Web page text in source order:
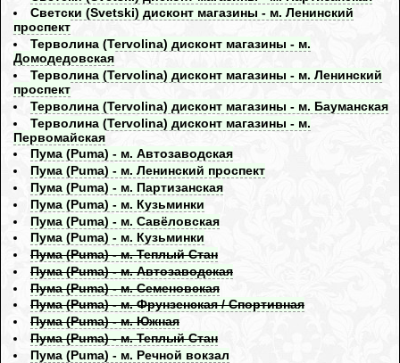
Светски (Svetski) дисконт магазины - м. Ленинский
проспект
Терволина (Tervolina) дисконт магазины - м.
Домодедовская
Терволина (Tervolina) дисконт магазины - м. Ленинский
проспект
Терволина (Tervolina) дисконт магазины - м. Бауманская
Терволина (Tervolina) дисконт магазины - м.
Первомайская
Пума (Puma) - м. Автозаводская
Пума (Puma) - м. Ленинский проспект
Пума (Puma) - м. Партизанская
Пума (Puma) - м. Кузьминки
Пума (Puma) - м. Савёловская
Пума (Puma) - м. Кузьминки
Пума (Puma) - м. Теплый Стан
Пума (Puma) - м. Автозаводская
Пума (Puma) - м. Семеновская
Пума (Puma) - м. Фрунзенская / Спортивная
Пума (Puma) - м. Южная
Пума (Puma) - м. Теплый Стан
Пума (Puma) - м. Речной вокзал